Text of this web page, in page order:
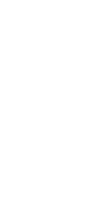
Nisan Tulungagung
Nisan Tulungagung.
bahas kali ini ialah
yang terbuat dari
Salah satunya
untuk anda yang